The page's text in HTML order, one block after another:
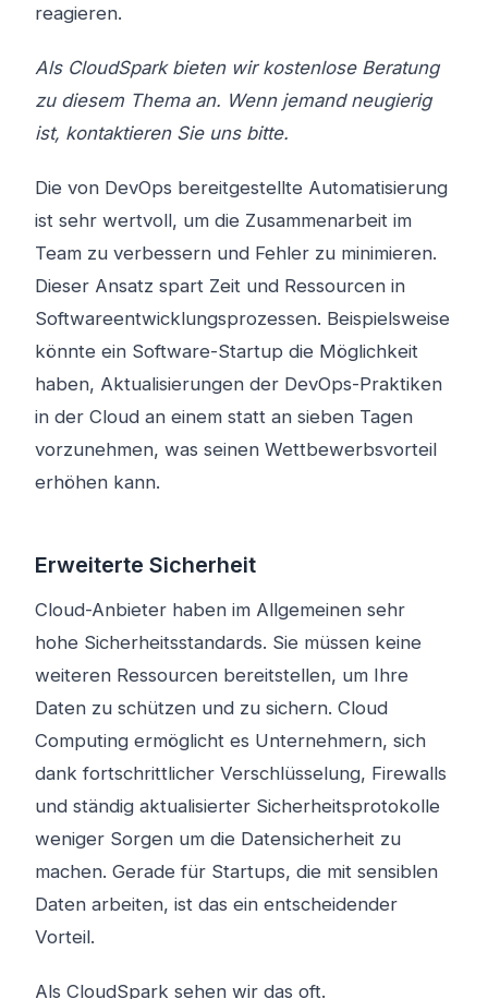
reagieren.
Als CloudSpark bieten wir kostenlose Beratung
zu diesem Thema an. Wenn jemand neugierig
ist, kontaktieren Sie uns bitte.
Die von DevOps bereitgestellte Automatisierung
ist sehr wertvoll, um die Zusammenarbeit im
Team zu verbessern und Fehler zu minimieren.
Dieser Ansatz spart Zeit und Ressourcen in
Softwareentwicklungsprozessen. Beispielsweise
könnte ein Software-Startup die Möglichkeit
haben, Aktualisierungen der DevOps-Praktiken
in der Cloud an einem statt an sieben Tagen
vorzunehmen, was seinen Wettbewerbsvorteil
erhöhen kann.
Erweiterte Sicherheit
Cloud-Anbieter haben im Allgemeinen sehr
hohe Sicherheitsstandards. Sie müssen keine
weiteren Ressourcen bereitstellen, um Ihre
Daten zu schützen und zu sichern. Cloud
Computing ermöglicht es Unternehmern, sich
dank fortschrittlicher Verschlüsselung, Firewalls
und ständig aktualisierter Sicherheitsprotokolle
weniger Sorgen um die Datensicherheit zu
machen. Gerade für Startups, die mit sensiblen
Daten arbeiten, ist das ein entscheidender
Vorteil.
Als CloudSpark sehen wir das oft.